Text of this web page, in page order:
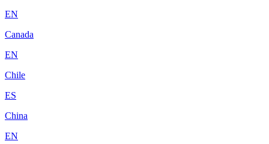
EN
Canada
EN
Chile
ES
China
EN